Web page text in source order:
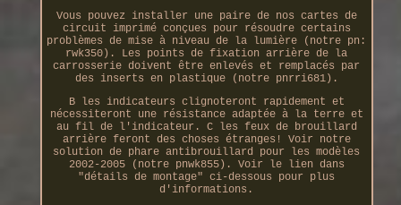
Vous pouvez installer une paire de nos cartes de
circuit imprimé conçues pour résoudre certains
problèmes de mise à niveau de la lumière (notre pn:
rwk350). Les points de fixation arrière de la
carrosserie doivent être enlevés et remplacés par
des inserts en plastique (notre pnrri681).
B les indicateurs clignoteront rapidement et
nécessiteront une résistance adaptée à la terre et
au fil de l'indicateur. C les feux de brouillard
arrière feront des choses étranges! Voir notre
solution de phare antibrouillard pour les modèles
2002-2005 (notre pnwk855). Voir le lien dans
"détails de montage" ci-dessous pour plus
d'informations.